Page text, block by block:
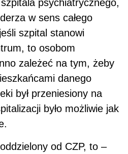
psychiatrycznego,
w sens całego
szpital stanowi
to osobom
zależeć na tym, żeby
danego
był przeniesiony na
było możliwie jak
od CZP, to –